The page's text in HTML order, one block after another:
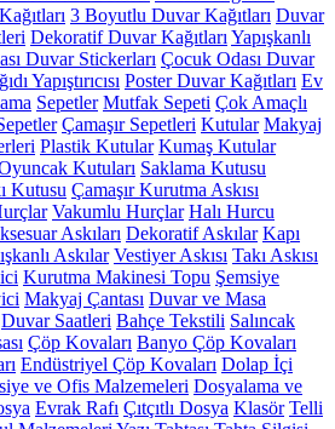
3 Boyutlu Duvar Kağıtları Duvar
Dekoratif Duvar Kağıtları Yapışkanlı
Duvar Stickerları Çocuk Odası Duvar
Yapıştırıcısı Poster Duvar Kağıtları Ev
Sepetler Mutfak Sepeti Çok Amaçlı
Çamaşır Sepetleri Kutular Makyaj
Plastik Kutular Kumaş Kutular
Kutuları Saklama Kutusu
Kutusu Çamaşır Kurutma Askısı
Vakumlu Hurçlar Halı Hurcu
Askıları Dekoratif Askılar Kapı
Askılar Vestiyer Askısı Takı Askısı
Kurutma Makinesi Topu Şemsiye
Makyaj Çantası Duvar ve Masa
Duvar Saatleri Bahçe Tekstili Salıncak
Çöp Kovaları Banyo Çöp Kovaları
Endüstriyel Çöp Kovaları Dolap İçi
ve Ofis Malzemeleri Dosyalama ve
Evrak Rafı Çıtçıtlı Dosya Klasör Telli